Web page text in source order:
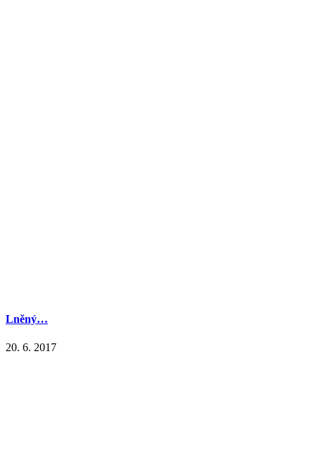
Lněný…
20. 6. 2017